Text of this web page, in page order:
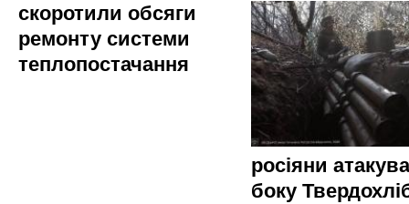
скоротили обсяги
ремонту системи
теплопостачання
росіяни
боку